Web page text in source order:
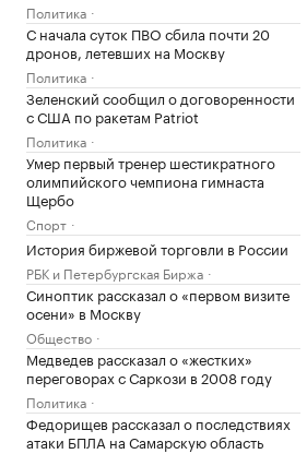
Политика
С начала суток ПВО сбила почти 20
дронов, летевших на Москву
Политика
Зеленский сообщил о договоренности
с США по ракетам Patriot
Политика
Умер первый тренер шестикратного
олимпийского чемпиона гимнаста
Щербо
Спорт
История биржевой торговли в России
РБК и Петербургская Биржа
Синоптик рассказал о «первом визите
осени» в Москву
Общество
Медведев рассказал о «жестких»
переговорах с Саркози в 2008 году
Политика
Федорищев рассказал о последствиях
атаки БПЛА на Самарскую область